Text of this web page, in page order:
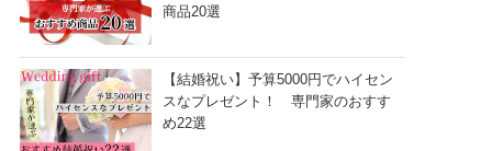
商品20選
【結婚祝い】予算5000円でハイセン
スなプレゼント！ 専門家のおすす
め22選